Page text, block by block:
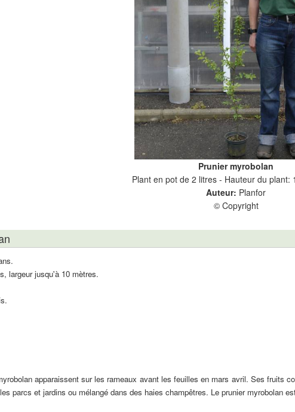
Prunier myrobolan
Plant en pot de 2 litres - Hauteur du plant:
Auteur: Planfor
© Copyright
largeur jusqu'à 10 mètres.
apparaissent sur les rameaux avant les feuilles en mars avril. Ses
parcs et jardins ou mélangé dans des haies champêtres. Le prunier myrobolan